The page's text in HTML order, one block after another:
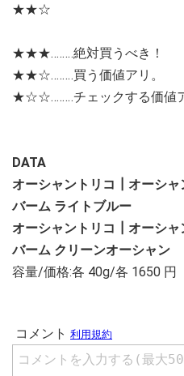
★★☆
★★★‥‥‥‥絶対買うべき！
★★☆‥‥‥‥買う価値アリ。
★☆☆‥‥‥‥チェックする価値
DATA
オーシャントリコ┃オーシャ
バーム ライトブルー
オーシャントリコ┃オーシャ
バーム クリーンオーシャン
容量/価格:各 40g/各 1650 円